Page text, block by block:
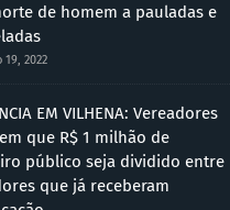
de homem a pauladas e
19, 2022
EM VILHENA: Vereadores
que R$ 1 milhão de
público seja dividido entre
que já receberam